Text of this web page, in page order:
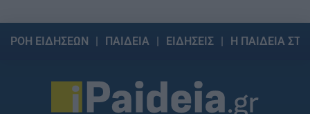
ΡΟΗ ΕΙΔΗΣΕΩΝ ΠΑΙΔΕΙΑ ΕΙΔΗΣΕΙΣ Η ΠΑΙΔΕΙΑ